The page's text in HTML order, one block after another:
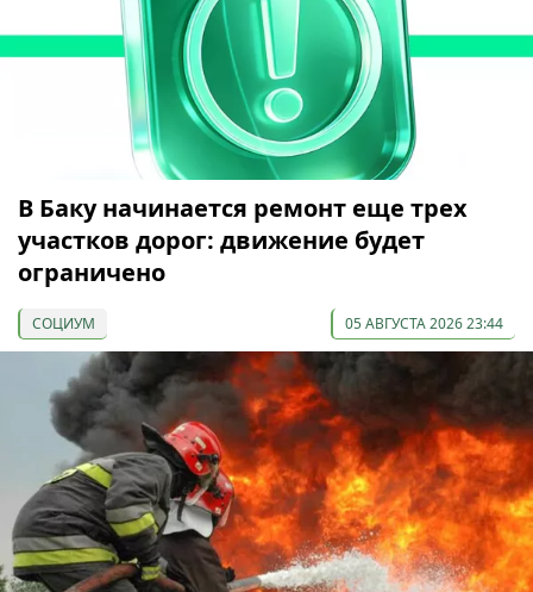
В Баку начинается ремонт еще трех
участков дорог: движение будет
ограничено
СОЦИУМ 05 АВГУСТА 2026 23:44